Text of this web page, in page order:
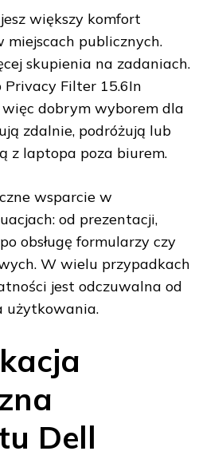
większy komfort
miejscach publicznych.
skupienia na zadaniach.
Filter 15.6In
więc dobrym wyborem dla
zdalnie, podróżują lub
z laptopa poza biurem.
wsparcie w
od prezentacji,
obsługę formularzy czy
W wielu przypadkach
jest odczuwalna od
użytkowania.
Dell